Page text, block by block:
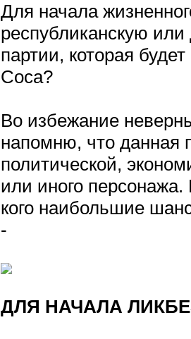
Для начала
республиканскую
партии, которая
Coca?
Во избежание
напомню, что данная
политической,
или иного
кого наибольшие
-
ДЛЯ НАЧАЛА